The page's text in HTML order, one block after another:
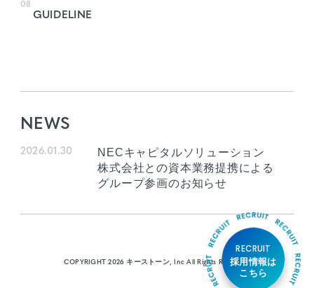
RECRUIT
採用情報は
こちら
08
GUIDELINE
NEWS
2026.01.30
NECキャピタルソリューション
株式会社との資本業務提携による
グループ参画のお知らせ
COPYRIGHT 2026 キーストーン, Inc All Rights Reserved.